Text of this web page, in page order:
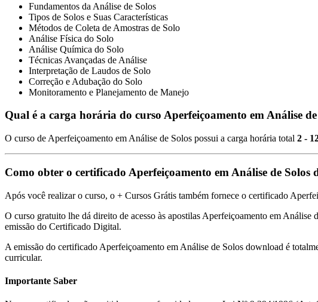
Fundamentos da Análise de Solos
Tipos de Solos e Suas Características
Métodos de Coleta de Amostras de Solo
Análise Física do Solo
Análise Química do Solo
Técnicas Avançadas de Análise
Interpretação de Laudos de Solo
Correção e Adubação do Solo
Monitoramento e Planejamento de Manejo
Qual é a carga horária do curso Aperfeiçoamento em Análise de
O curso de Aperfeiçoamento em Análise de Solos possui a carga horária total 2 -
Como obter o certificado Aperfeiçoamento em Análise de Solos
Após você realizar o curso, o + Cursos Grátis também fornece o certificado
O curso gratuito lhe dá direito de acesso às apostilas Aperfeiçoamento em
emissão do Certificado Digital.
A emissão do certificado Aperfeiçoamento em Análise de Solos download é
curricular.
Importante Saber